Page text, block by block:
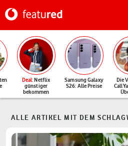
Deal: Netflix
günstiger
bekommen
Samsung Galaxy
S26: Alle Preise
Die
ALLE ARTIKEL MIT DEM